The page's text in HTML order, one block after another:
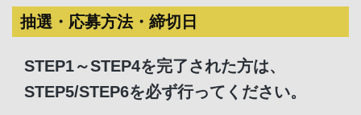
抽選・応募方法・締切日
STEP1～STEP4を完了された方は、
STEP5/STEP6を必ず行ってください。